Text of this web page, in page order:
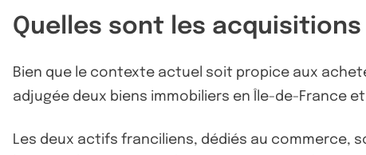
Quelles sont les acquisitions
Bien que le contexte actuel soit propice aux
adjugée deux biens immobiliers en Île-de-France
Les deux actifs franciliens, dédiés au commerce,